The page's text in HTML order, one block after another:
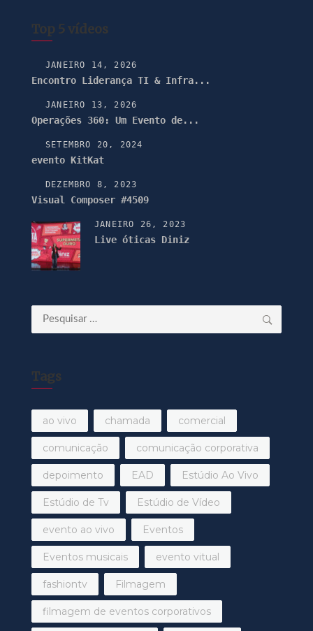
Top 5 vídeos
JANEIRO 14, 2026
Encontro Liderança TI & Infra...
JANEIRO 13, 2026
Operações 360: Um Evento de...
SETEMBRO 20, 2024
evento KitKat
DEZEMBRO 8, 2023
Visual Composer #4509
JANEIRO 26, 2023
Live óticas Diniz
Pesquisar
por:
Tags
ao vivo chamada comercial
comunicação comunicação corporativa
depoimento EAD Estúdio Ao Vivo
Estúdio de Tv Estúdio de Vídeo
evento ao vivo Eventos
Eventos musicais evento vitual
fashiontv Filmagem
filmagem de eventos corporativos